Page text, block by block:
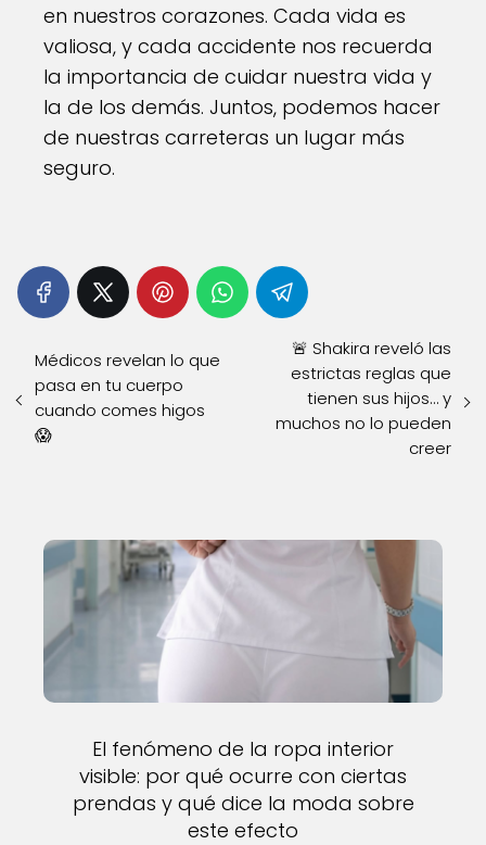
en nuestros corazones. Cada vida es
valiosa, y cada accidente nos recuerda
la importancia de cuidar nuestra vida y
la de los demás. Juntos, podemos hacer
de nuestras carreteras un lugar más
seguro.
Médicos revelan lo que
pasa en tu cuerpo
cuando comes higos
😱
🚨 Shakira reveló las
estrictas reglas que
tienen sus hijos… y
muchos no lo pueden
creer
El fenómeno de la ropa interior
visible: por qué ocurre con ciertas
prendas y qué dice la moda sobre
este efecto